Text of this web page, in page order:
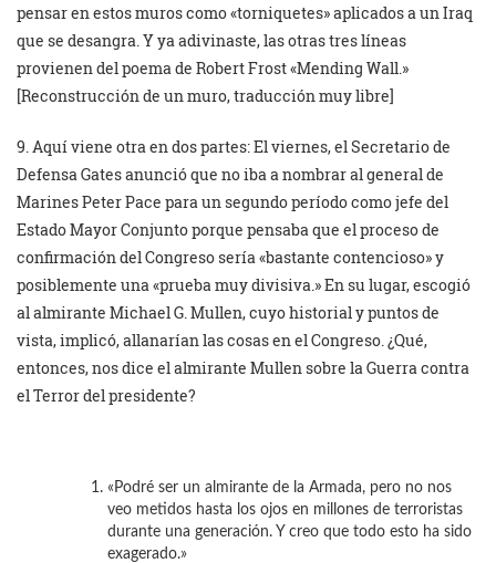
pensar en estos muros como «torniquetes» aplicados a un Iraq
que se desangra. Y ya adivinaste, las otras tres líneas
provienen del poema de Robert Frost «Mending Wall.»
[Reconstrucción de un muro, traducción muy libre]
9. Aquí viene otra en dos partes: El viernes, el Secretario de
Defensa Gates anunció que no iba a nombrar al general de
Marines Peter Pace para un segundo período como jefe del
Estado Mayor Conjunto porque pensaba que el proceso de
confirmación del Congreso sería «bastante contencioso» y
posiblemente una «prueba muy divisiva.» En su lugar, escogió
al almirante Michael G. Mullen, cuyo historial y puntos de
vista, implicó, allanarían las cosas en el Congreso. ¿Qué,
entonces, nos dice el almirante Mullen sobre la Guerra contra
el Terror del presidente?
«Podré ser un almirante de la Armada, pero no nos
veo metidos hasta los ojos en millones de terroristas
durante una generación. Y creo que todo esto ha sido
exagerado.»